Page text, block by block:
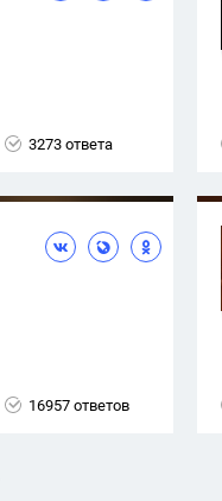
3273 ответа
16957 ответов